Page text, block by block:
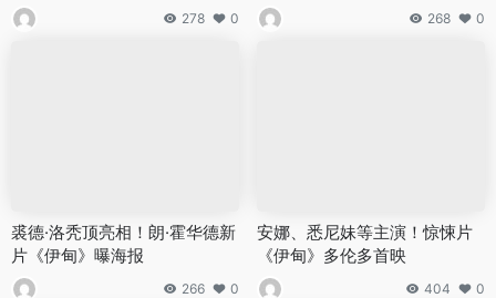
278 0 268 0
裘德·洛秃顶亮相！朗·霍华德新
片《伊甸》曝海报
266 0
安娜、悉尼妹等主演！惊悚片
《伊甸》多伦多首映
404 0